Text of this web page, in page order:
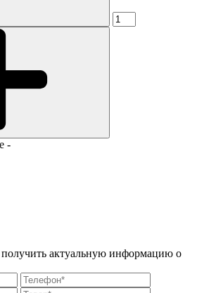
-
актуальную информацию о